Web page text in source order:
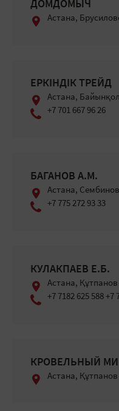
ДОМДОМЫЧ
Астана,
ЕРКІНДІК ТРЕЙД
Астана,
+7 701 667 96 26
БАГАНОВ А.М.
Астана,
+7 775 272 93 33
КУЛАКПАЕВ Е.Б.
Астана,
+7 7182 625 588 +7
КРОВЕЛЬНЫЙ
Астана,